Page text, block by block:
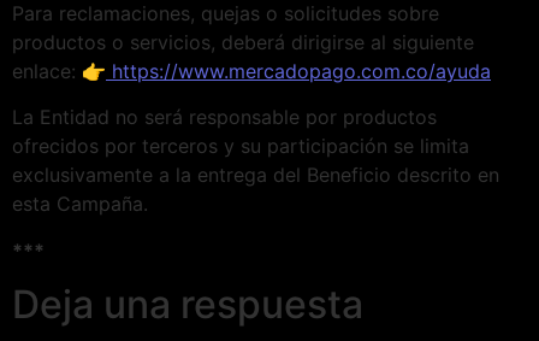
Para reclamaciones, quejas o solicitudes sobre
productos o servicios, deberá dirigirse al siguiente
enlace: 👉 https://www.mercadopago.com.co/ayuda
La Entidad no será responsable por productos
ofrecidos por terceros y su participación se limita
exclusivamente a la entrega del Beneficio descrito en
esta Campaña.
***
Deja una respuesta